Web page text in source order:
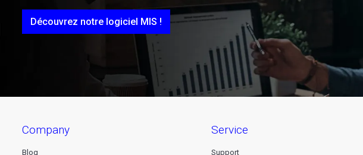
Découvrez notre logiciel MIS !
company
Blog
service
Support